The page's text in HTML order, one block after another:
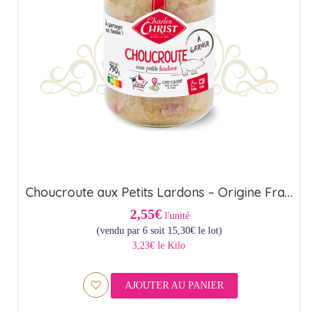
Choucroute aux Petits Lardons – Origine France (85cl)
2,55€ l'unité
(vendu par 6 soit 15,30€le lot)
3,23€ le Kilo
AJOUTER AU PANIER